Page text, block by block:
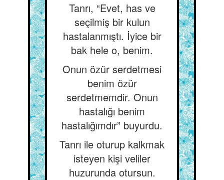
Tanrı, “Evet, has ve
seçilmiş bir kulun
hastalanmıştı. İyice bir
bak hele o, benim.
Onun özür serdetmesi
benim özür
serdetmemdir. Onun
hastalığı benim
hastalığımdır” buyurdu.
Tanrı ile oturup kalkmak
isteyen kişi veliler
huzurunda otursun.